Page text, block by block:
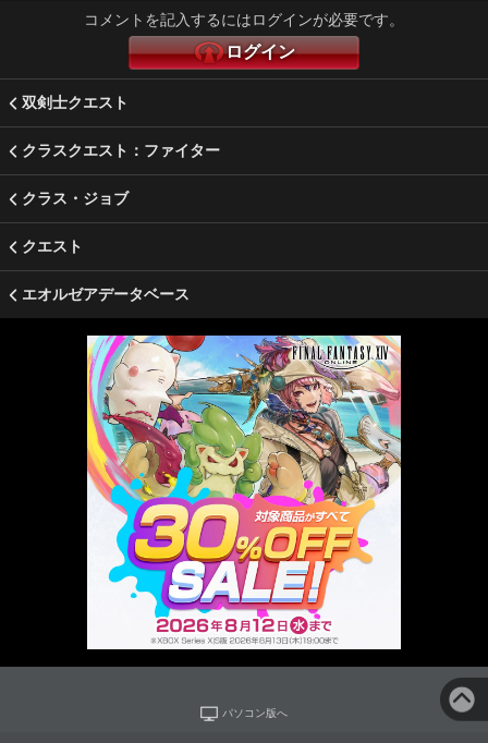
コメントを記入するにはログインが必要です。
ログイン
双剣士クエスト
クラスクエスト：ファイター
クラス・ジョブ
クエスト
エオルゼアデータベース
パソコン版へ